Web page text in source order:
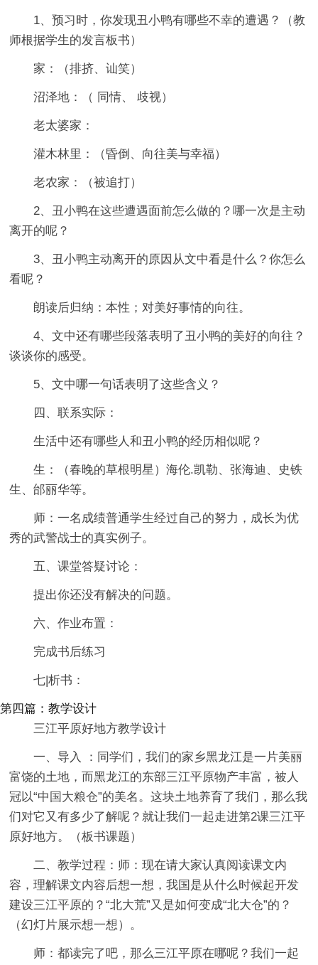
1、预习时，你发现丑小鸭有哪些不幸的遭遇？（教
师根据学生的发言板书）
家：（排挤、讪笑）
沼泽地：（ 同情、 歧视）
老太婆家：
灌木林里：（昏倒、向往美与幸福）
老农家：（被追打）
2、丑小鸭在这些遭遇面前怎么做的？哪一次是主动
离开的呢？
3、丑小鸭主动离开的原因从文中看是什么？你怎么
看呢？
朗读后归纳：本性；对美好事情的向往。
4、文中还有哪些段落表明了丑小鸭的美好的向往？
谈谈你的感受。
5、文中哪一句话表明了这些含义？
四、联系实际：
生活中还有哪些人和丑小鸭的经历相似呢？
生：（春晚的草根明星）海伦.凯勒、张海迪、史铁
生、邰丽华等。
师：一名成绩普通学生经过自己的努力，成长为优
秀的武警战士的真实例子。
五、课堂答疑讨论：
提出你还没有解决的问题。
六、作业布置：
完成书后练习
七|析书：
第四篇：教学设计
三江平原好地方教学设计
一、导入 ：同学们，我们的家乡黑龙江是一片美丽
富饶的土地，而黑龙江的东部三江平原物产丰富，被人
冠以“中国大粮仓”的美名。这块土地养育了我们，那么我
们对它又有多少了解呢？就让我们一起走进第2课三江平
原好地方。（板书课题）
二、教学过程：师：现在请大家认真阅读课文内
容，理解课文内容后想一想，我国是从什么时候起开发
建设三江平原的？“北大荒”又是如何变成“北大仓”的？
（幻灯片展示想一想）。
师：都读完了吧，那么三江平原在哪呢？我们一起